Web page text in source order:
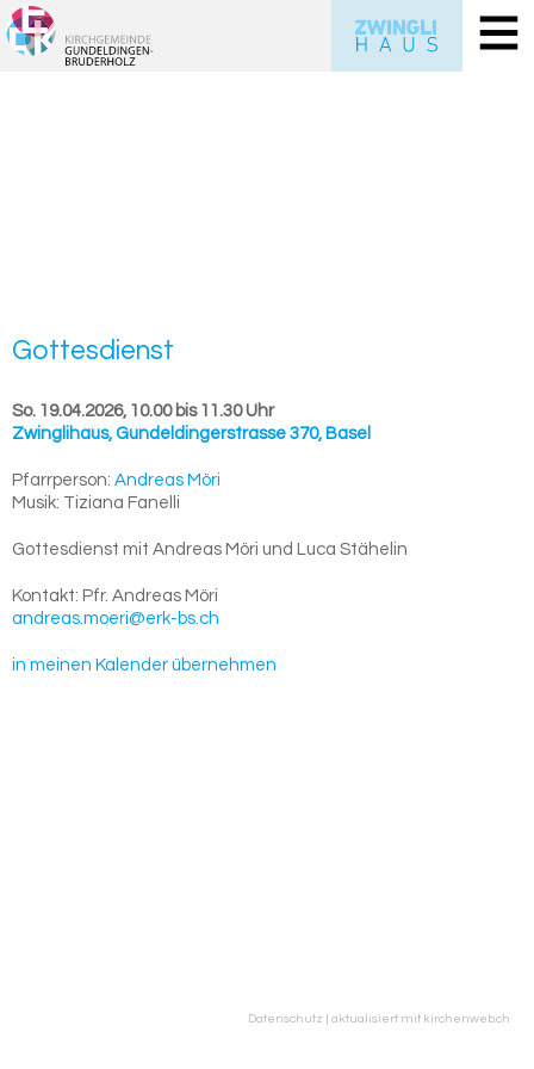
Got­tes­dienst
So. 19.04.2026, 10.00 bis 11.30 Uhr
Zwinglihaus,Gundeldingerstrasse 370, Basel
Pfarrperson: Andreas Möri
Musik: Tiziana Fanelli
Gottesdienst mit Andreas Möri und Luca Stähelin
Kontakt: Pfr. Andreas Möri
andreas.moeri@erk-bs.ch
in meinen Kalender übernehmen
Datenschutz | aktualisiert mit kirchenweb.ch